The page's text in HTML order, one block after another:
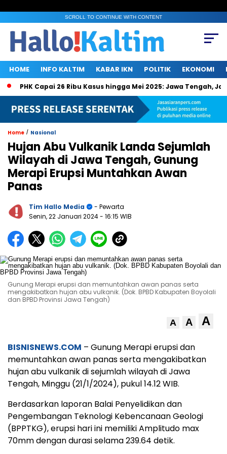
SCROLL TO CONTINUE WITH CONTENT
HOME INFO KALTIM KABAR IKN POLITIK EKONOMI
PHK Capai 26 Ribu Kasus hingga Mei 2025: Jawa Tengah,
Home / Nasional
Hujan Abu Vulkanik Landa Sejumlah
Wilayah di Jawa Tengah, Gunung
Merapi Erupsi Muntahkan Awan
Panas
Tim Hallo Media
- Pewarta
Senin, 22 Januari 2024- 16:15 WIB
Gunung Merapi erupsi dan memuntahkan awan panas serta
mengakibatkan hujan abu vulkanik. (Dok. BPBD Kabupaten Boyolali
dan BPBD Provinsi Jawa Tengah)
A A A
BISNISNEWS.COM – Gunung Merapi erupsi dan
memuntahkan awan panas serta mengakibatkan
hujan abu vulkanik di sejumlah wilayah di Jawa
Tengah, Minggu (21/1/2024), pukul 14.12 WIB.
Berdasarkan laporan Balai Penyelidikan dan
Pengembangan Teknologi Kebencanaan Geologi
(BPPTKG), erupsi hari ini memiliki Amplitudo max
70mm dengan durasi selama 239.64 detik.